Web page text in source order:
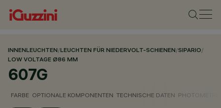
INNENLEUCHTEN/LEUCHTEN FÜR NIEDERVOLT-SCHIENEN/SIPARIO/
LOW VOLTAGE Ø86 MM
607G
FARBE OPTIONALE KOMPONENTEN TECHNISCHE DATEN